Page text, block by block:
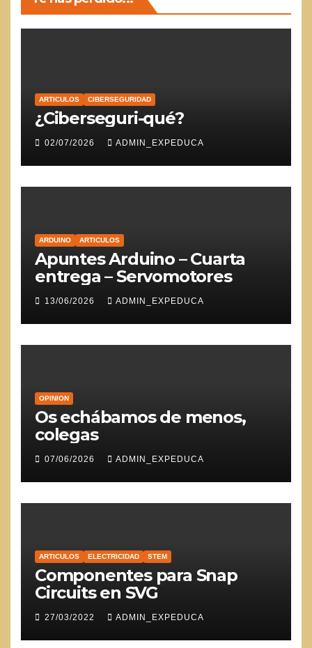
ARTICULOS CIBERSEGURIDAD
¿Ciberseguri-qué?
02/07/2026 ADMIN_EXPEDUCA
ARDUINO ARTICULOS
Apuntes Arduino – Cuarta
entrega – Servomotores
13/06/2026 ADMIN_EXPEDUCA
OPINION
Os echábamos de menos,
colegas
07/06/2026 ADMIN_EXPEDUCA
ARTICULOS ELECTRICIDAD STEM
Componentes para Snap
Circuits en SVG
27/03/2022 ADMIN_EXPEDUCA